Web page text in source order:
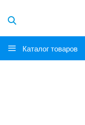
Каталог товаров